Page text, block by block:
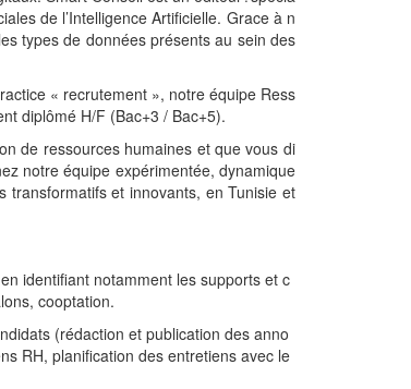
de l’Intelligence Artificielle. Grace à n
types de données présents au sein des
« recrutement », notre équipe Ress
diplômé H/F (Bac+3 / Bac+5).
de ressources humaines et que vous di
notre équipe expérimentée, dynamique
transformatifs et innovants, en Tunisie et
identifiant notamment les supports et c
cooptation.
(rédaction et publication des anno
RH, planification des entretiens avec le